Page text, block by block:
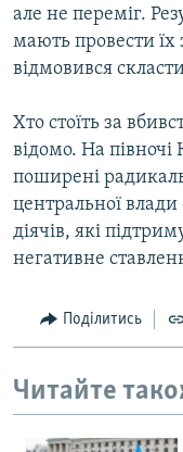
але не переміг.
мають провести
відмовився
Хто стоїть за
відомо. На півночі
поширені
центральної
діячів, які
негативне
Поділитись
Читайте